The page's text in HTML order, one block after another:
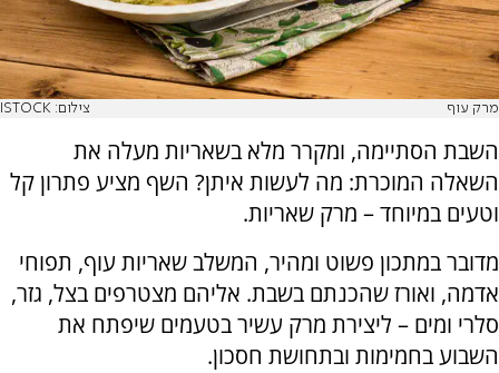
מרק עוף צילום: ISTOCK
השבת הסתיימה, ומקרר מלא בשאריות מעלה את
השאלה המוכרת: מה לעשות איתן? השף מציע פתרון קל
וטעים במיוחד – מרק שאריות.
מדובר במתכון פשוט ומהיר, המשלב שאריות עוף, תפוחי
אדמה, ואורז שהכנתם בשבת. אליהם מצטרפים בצל, גזר,
סלרי ומים – ליצירת מרק עשיר בטעמים שיפתח את
השבוע בחמימות ובתחושת חסכון.